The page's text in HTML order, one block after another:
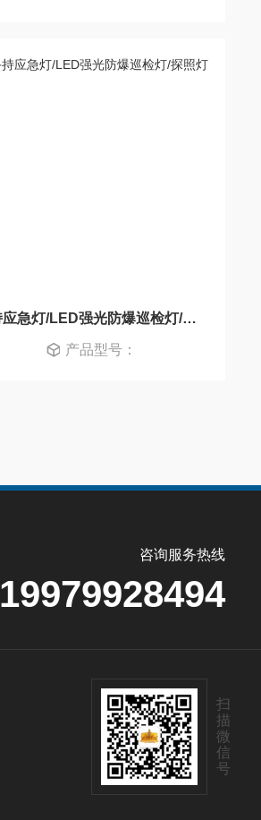
手持应急灯/LED强光防爆巡检灯/探照灯
产品型号：
咨询服务热线
19979928494
扫
描
微
信
号